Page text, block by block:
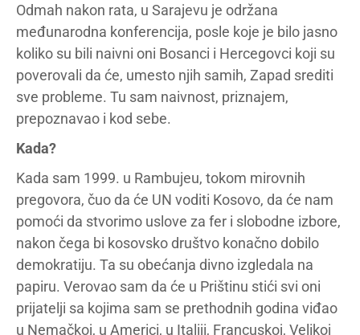
Odmah nakon rata, u Sarajevu je održana
međunarodna konferencija, posle koje je bilo jasno
koliko su bili naivni oni Bosanci i Hercegovci koji su
poverovali da će, umesto njih samih, Zapad srediti
sve probleme. Tu sam naivnost, priznajem,
prepoznavao i kod sebe.
Kada?
Kada sam 1999. u Rambujeu, tokom mirovnih
pregovora, čuo da će UN voditi Kosovo, da će nam
pomoći da stvorimo uslove za fer i slobodne izbore,
nakon čega bi kosovsko društvo konačno dobilo
demokratiju. Ta su obećanja divno izgledala na
papiru. Verovao sam da će u Prištinu stići svi oni
prijatelji sa kojima sam se prethodnih godina viđao
u Nemačkoj, u Americi, u Italiji, Francuskoj, Velikoj